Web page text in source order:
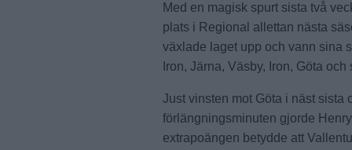
Med en magisk spurt sista två
plats i Regional allettan nästa
växlade laget upp och vann sina
Iron, Järna, Väsby, Iron, Göta
Just vinsten mot Göta i näst sista
förlängningsminuten gjorde
extrapoängen betydde att